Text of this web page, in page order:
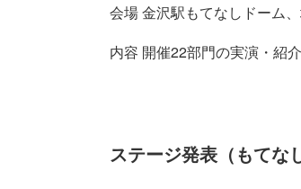
会場 金沢駅もてなしドーム
内容 開催22部門の実演・紹
ステージ発表（もてな